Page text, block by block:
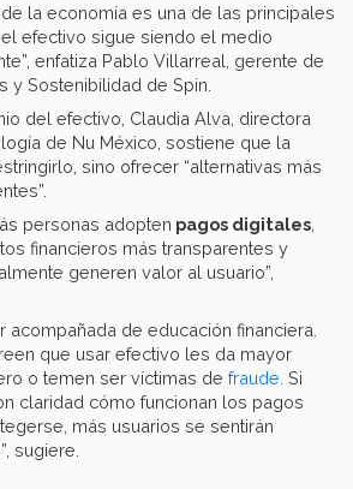
la economía es una de las principales
efectivo sigue siendo el medio
enfatiza Pablo Villarreal, gerente de
y Sostenibilidad de Spin.
del efectivo, Claudia Alva, directora
de Nu México, sostiene que la
sino ofrecer “alternativas más
personas adopten pagos digitales
financieros más transparentes y
generen valor al usuario”,
acompañada de educación financiera.
que usar efectivo les da mayor
o temen ser víctimas de fraude . Si
claridad cómo funcionan los pagos
más usuarios se sentirán
sugiere.